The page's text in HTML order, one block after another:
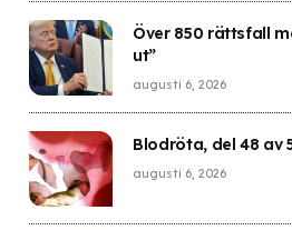
Över 850 rättsfall
ut”
augusti 6, 2026
Blodröta, del 48 av
augusti 6, 2026